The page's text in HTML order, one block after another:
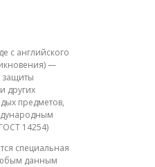
с английского
—
защиты
других
предметов,
14254)
специальная
данным